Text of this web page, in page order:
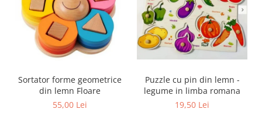
Sortator forme geometrice
din lemn Floare
55,00 Lei
Puzzle cu pin din lemn -
legume in limba romana
19,50 Lei